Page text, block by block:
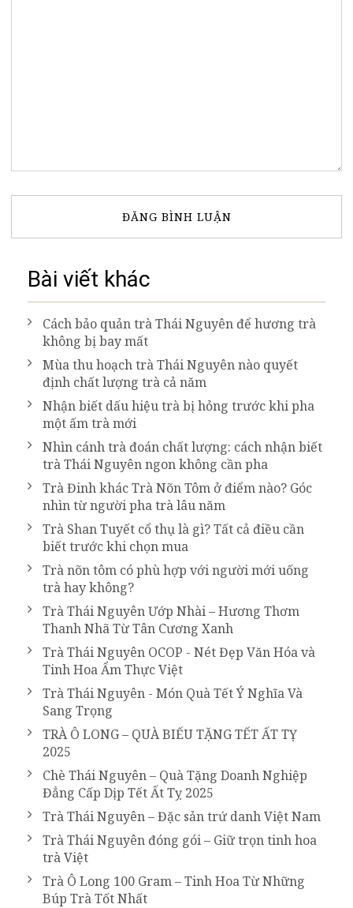
Bài viết khác
Cách bảo quản trà Thái Nguyên để hương trà
không bị bay mất
Mùa thu hoạch trà Thái Nguyên nào quyết
định chất lượng trà cả năm
Nhận biết dấu hiệu trà bị hỏng trước khi pha
một ấm trà mới
Nhìn cánh trà đoán chất lượng: cách nhận biết
trà Thái Nguyên ngon không cần pha
Trà Đinh khác Trà Nõn Tôm ở điểm nào? Góc
nhìn từ người pha trà lâu năm
Trà Shan Tuyết cổ thụ là gì? Tất cả điều cần
biết trước khi chọn mua
Trà nõn tôm có phù hợp với người mới uống
trà hay không?
Trà Thái Nguyên Ướp Nhài – Hương Thơm
Thanh Nhã Từ Tân Cương Xanh
Trà Thái Nguyên OCOP - Nét Đẹp Văn Hóa và
Tinh Hoa Ẩm Thực Việt
Trà Thái Nguyên - Món Quà Tết Ý Nghĩa Và
Sang Trọng
TRÀ Ô LONG – QUÀ BIẾU TẶNG TẾT ẤT TỴ
2025
Chè Thái Nguyên – Quà Tặng Doanh Nghiệp
Đẳng Cấp Dịp Tết Ất Tỵ 2025
Trà Thái Nguyên – Đặc sản trứ danh Việt Nam
Trà Thái Nguyên đóng gói – Giữ trọn tinh hoa
trà Việt
Trà Ô Long 100 Gram – Tinh Hoa Từ Những
Búp Trà Tốt Nhất